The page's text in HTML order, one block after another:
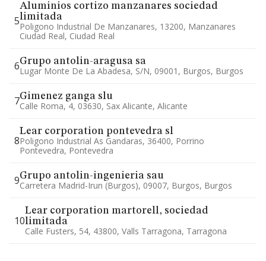
5
Aluminios cortizo manzanares sociedad
limitada
Poligono Industrial De Manzanares, 13200, Manzanares
Ciudad Real, Ciudad Real
6Grupo antolin-aragusa sa
Lugar Monte De La Abadesa, S/n, 09001, Burgos, Burgos
7Gimenez ganga slu
Calle Roma, 4, 03630, Sax Alicante, Alicante
8
Lear corporation pontevedra sl
Poligono Industrial As Gandaras, 36400, Porrino
Pontevedra, Pontevedra
9Grupo antolin-ingenieria sau
Carretera Madrid-Irun (burgos), 09007, Burgos, Burgos
10
Lear corporation martorell, sociedad
limitada
Calle Fusters, 54, 43800, Valls Tarragona, Tarragona